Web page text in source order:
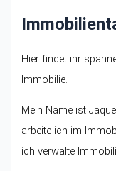
Hier findet ihr
Immobilie.
Mein Name ist
arbeite ich im
ich verwalte